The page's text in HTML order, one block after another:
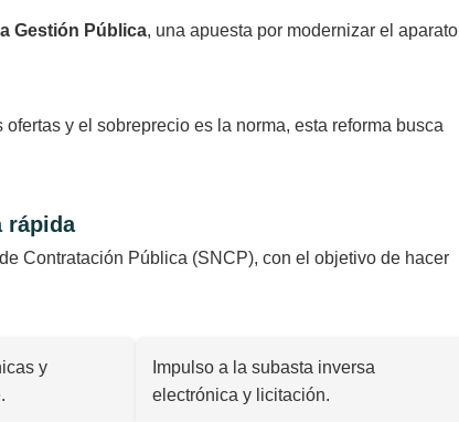
Gestión Pública, una apuesta por modernizar el aparato
y el sobreprecio es la norma, esta reforma busca
rápida
Contratación Pública (SNCP), con el objetivo de hacer
y
Impulso a la subasta inversa
electrónica y licitación.